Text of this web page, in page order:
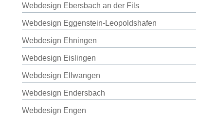
Webdesign Ebersbach an der Fils
Webdesign Eggenstein-Leopoldshafen
Webdesign Ehningen
Webdesign Eislingen
Webdesign Ellwangen
Webdesign Endersbach
Webdesign Engen